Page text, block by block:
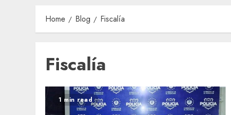
Home Blog Fiscalía
Fiscalía
1 min read